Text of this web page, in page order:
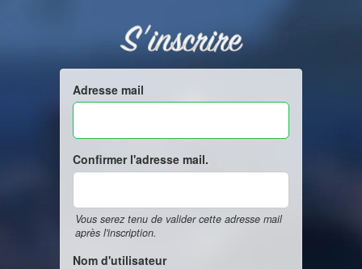
S'inscrire
Adresse mail
Confirmer l'adresse mail.
Vous serez tenu de valider cette adresse mail
après l'inscription.
Nom d'utilisateur